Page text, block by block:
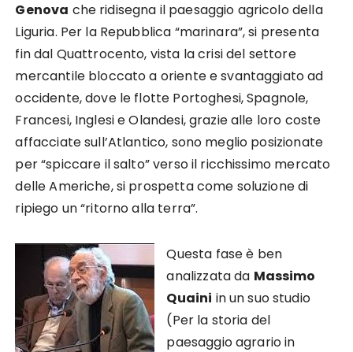
Genova che ridisegna il paesaggio agricolo della
Liguria. Per la Repubblica “marinara”, si presenta
fin dal Quattrocento, vista la crisi del settore
mercantile bloccato a oriente e svantaggiato ad
occidente, dove le flotte Portoghesi, Spagnole,
Francesi, Inglesi e Olandesi, grazie alle loro coste
affacciate sull’Atlantico, sono meglio posizionate
per “spiccare il salto” verso il ricchissimo mercato
delle Americhe, si prospetta come soluzione di
ripiego un “ritorno alla terra”.
Questa fase è ben
analizzata da Massimo
Quaini in un suo studio
(Per la storia del
paesaggio agrario in